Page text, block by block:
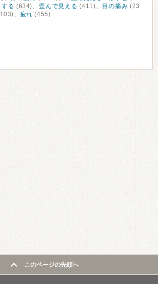
る (634)、歪んで見える (411)、 目の痛み (23
、 疲れ (455)
このページの先頭へ